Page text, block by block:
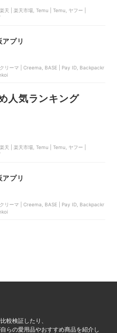
天 | 楽天市場, Temu | Temu, ヤフー |
プリ
リーマ | Creema, BASE | Pay ID, Backpackr
人気ランキング
天 | 楽天市場, Temu | Temu, ヤフー |
プリ
リーマ | Creema, BASE | Pay ID, Backpackr
較検証したり、
らの愛用品やおすすめ商品を紹介し